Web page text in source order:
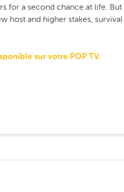
for a second chance at life.
host and higher stakes,
sur votre POP TV.